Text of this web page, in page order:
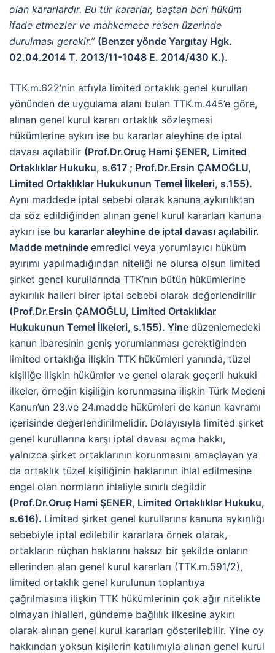
olan kararlardır. Bu tür kararlar, baştan beri hüküm
ifade etmezler ve mahkemece re’sen üzerinde
durulması gerekir.” (Benzer yönde Yargıtay Hgk.
02.04.2014 T. 2013/11-1048 E. 2014/430 K.).
TTK.m.622’nin atfıyla limited ortaklık genel kurulları
yönünden de uygulama alanı bulan TTK.m.445’e göre,
alınan genel kurul kararı ortaklık sözleşmesi
hükümlerine aykırı ise bu kararlar aleyhine de iptal
davası açılabilir (Prof.Dr.Oruç Hami ŞENER, Limited
Ortaklıklar Hukuku, s.617 ; Prof.Dr.Ersin ÇAMOĞLU,
Limited Ortaklıklar Hukukunun Temel İlkeleri, s.155).
Aynı maddede iptal sebebi olarak kanuna aykırılıktan
da söz edildiğinden alınan genel kurul kararları kanuna
aykırı ise bu kararlar aleyhine de iptal davası açılabilir.
Madde metninde emredici veya yorumlayıcı hüküm
ayırımı yapılmadığından niteliği ne olursa olsun limited
şirket genel kurullarında TTK’nın bütün hükümlerine
aykırılık halleri birer iptal sebebi olarak değerlendirilir
(Prof.Dr.Ersin ÇAMOĞLU, Limited Ortaklıklar
Hukukunun Temel İlkeleri, s.155). Yine düzenlemedeki
kanun ibaresinin geniş yorumlanması gerektiğinden
limited ortaklığa ilişkin TTK hükümleri yanında, tüzel
kişiliğe ilişkin hükümler ve genel olarak geçerli hukuki
ilkeler, örneğin kişiliğin korunmasına ilişkin Türk Medeni
Kanun’un 23.ve 24.madde hükümleri de kanun kavramı
içerisinde değerlendirilmelidir. Dolayısıyla limited şirket
genel kurullarına karşı iptal davası açma hakkı,
yalnızca şirket ortaklarının korunmasını amaçlayan ya
da ortaklık tüzel kişiliğinin haklarının ihlal edilmesine
engel olan normların ihlaliyle sınırlı değildir
(Prof.Dr.Oruç Hami ŞENER, Limited Ortaklıklar Hukuku,
s.616). Limited şirket genel kurullarına kanuna aykırılığı
sebebiyle iptal edilebilir kararlara örnek olarak,
ortakların rüçhan haklarını haksız bir şekilde onların
ellerinden alan genel kurul kararları (TTK.m.591/2),
limited ortaklık genel kurulunun toplantıya
çağrılmasına ilişkin TTK hükümlerinin çok ağır nitelikte
olmayan ihlalleri, gündeme bağlılık ilkesine aykırı
olarak alınan genel kurul kararları gösterilebilir. Yine oy
hakkından yoksun kişilerin katılımıyla alınan genel kurul